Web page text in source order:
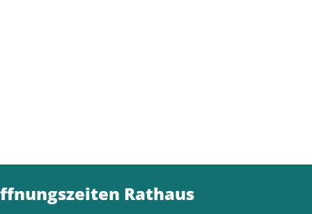
Rathaus